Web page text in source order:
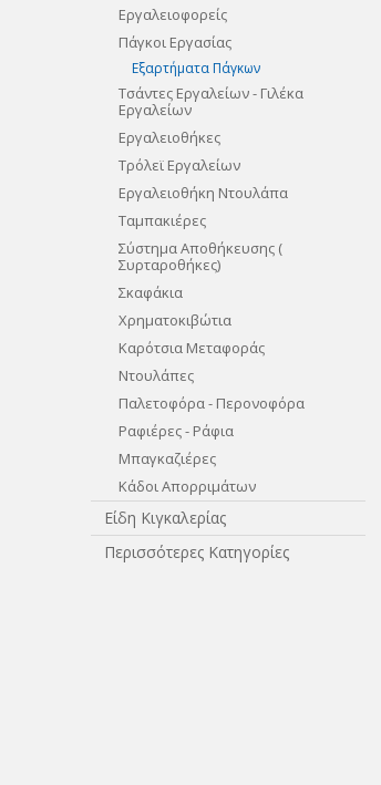
Εργαλειοφορείς
Πάγκοι Εργασίας
Εξαρτήματα Πάγκων
Τσάντες Εργαλείων - Γιλέκα
Εργαλείων
Εργαλειοθήκες
Τρόλεϊ Εργαλείων
Εργαλειοθήκη Ντουλάπα
Ταμπακιέρες
Σύστημα Αποθήκευσης (
Συρταροθήκες)
Σκαφάκια
Χρηματοκιβώτια
Καρότσια Μεταφοράς
Ντουλάπες
Παλετοφόρα - Περονοφόρα
Ραφιέρες - Ράφια
Μπαγκαζιέρες
Κάδοι Απορριμάτων
Είδη Κιγκαλερίας
Περισσότερες Κατηγορίες